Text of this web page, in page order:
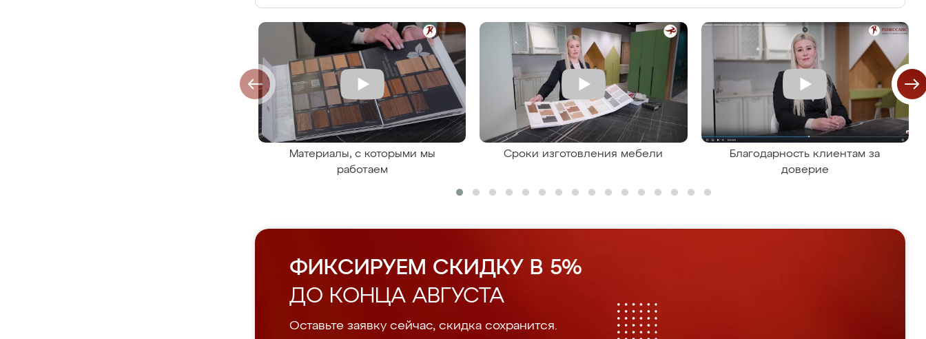
Материалы, с которыми мы
работаем
Сроки изготовления мебели
Благодарность клиентам за
доверие
ФИКСИРУЕМ СКИДКУ В 5%
ДО КОНЦА АВГУСТА
Оставьте заявку сейчас, скидка сохранится.